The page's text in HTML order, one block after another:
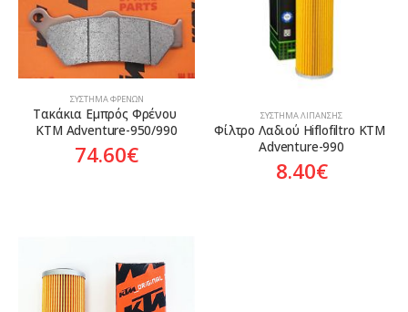
ΣΎΣΤΗΜΑ ΦΡΈΝΩΝ
Τακάκια Εμπρός Φρένου
KTM Adventure-950/990
74.60€
ΣΎΣΤΗΜΑ ΛΊΠΑΝΣΗΣ
Φίλτρο Λαδιού Hiflofiltro KTM
Adventure-990
8.40€